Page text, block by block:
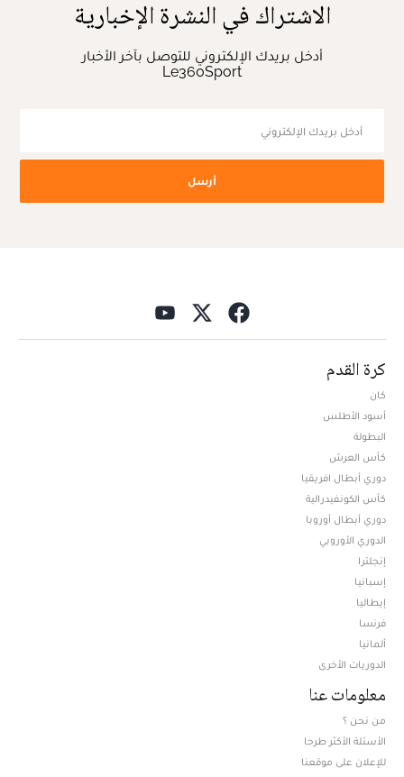
الاشتراك في النشرة الإخبارية
أدخل بريدك الإلكتروني للتوصل بآخر الأخبار
Le360Sport
أرسل
كرة القدم
كان
أسود الأطلس
البطولة
كأس العرش
دوري أبطال افريقيا
كأس الكونفيدرالية
دوري أبطال أوروبا
الدوري الأوروبي
إنجلترا
إسبانيا
إيطاليا
فرنسا
ألمانيا
الدوريات الأخرى
معلومات عنا
من نحن ؟
الأسئلة الأكثر طرحا
للإعلان على موقعنا